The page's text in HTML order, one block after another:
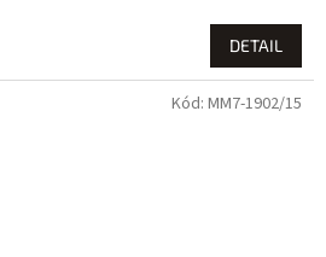
DETAIL
Kód: MM7-1902/15